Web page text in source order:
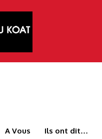
A Vous Ils ont dit…